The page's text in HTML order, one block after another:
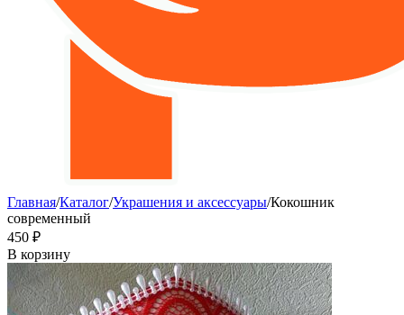
Главная/Каталог/Украшения и аксессуары/Кокошник
современный
‍450‍ ₽
В корзину